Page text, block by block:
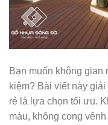
Bạn muốn không gian
kiệm? Bài viết này
rẻ là lựa chọn tối ưu.
màu, không cong